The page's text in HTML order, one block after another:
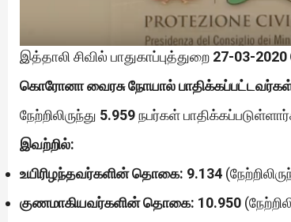
இத்தாலி சிவில் பாதுகாப்புத்துறை 27-03-2020
கொரோனா வைரசு நோயால்
நேற்றிலிருந்து 5.959நபர்கள்
இவற்றில்:
உயிரிழந்தவர்களின் தொகை: 9.134
குணமாகியவர்களின் தொகை: 10.950